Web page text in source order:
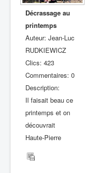
Décrassage au
printemps
Auteur: Jean-Luc
RUDKIEWICZ
Clics: 423
Commentaires: 0
Description:
Il faisait beau ce
printemps et on
découvrait
Haute-Pierre